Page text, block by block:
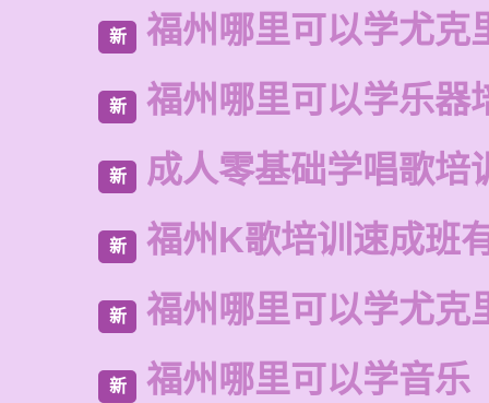
新 福州哪里可以学尤克
新 福州哪里可以学乐器
新 成人零基础学唱歌培
新 福州K歌培训速成班
新 福州哪里可以学尤克
新 福州哪里可以学音乐